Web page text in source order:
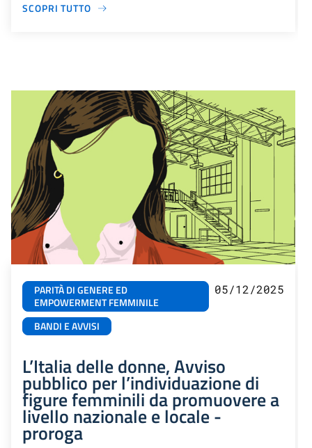
SCOPRI TUTTO
PARITÀ DI GENERE ED
EMPOWERMENT FEMMINILE
BANDI E AVVISI
05/12/2025
L’Italia delle donne, Avviso
pubblico per l’individuazione di
figure femminili da promuovere a
livello nazionale e locale -
proroga